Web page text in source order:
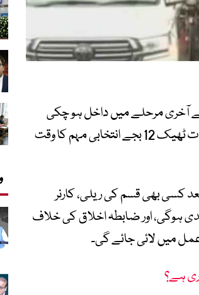
آخری مرحلے میں داخل ہو چکی
ہے، جہاں پولنگ میں صرف 2 دن باقی رہ گئے ہیں اور آج رات ٹھیک 12 بجے انتخابی مہم کا وقت
کسی بھی قسم کی ریلی، کارنر
ہوگی، اور ضابطہ اخلاق کی خلاف
میں لائی جائے گی۔
ہے؟